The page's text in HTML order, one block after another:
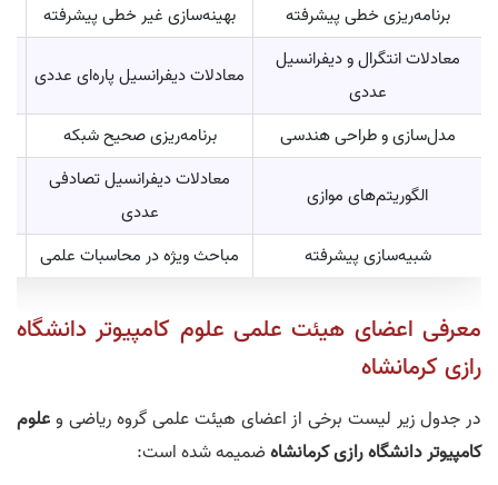
برنامه‌‎ریزی خطی پیشرفته
بهینه‌سازی غیر خطی پیشرفته
معادلات انتگرال و دیفرانسیل
عددی
معادلات دیفرانسیل پاره‌ای عددی
مدل‌سازی و طراحی هندسی برنامه‌ریزی صحیح شبکه
الگوریتم‌های موازی
معادلات دیفرانسیل تصادفی
عددی
شبیه‌‎سازی پیشرفته مباحث ویژه در محاسبات علمی
معرفی اعضای هیئت علمی علوم کامپیوتر دانشگاه
رازی کرمانشاه
در جدول زیر لیست برخی از اعضای هیئت علمی گروه ریاضی وعلوم
کامپیوتر دانشگاه رازی کرمانشاهضمیمه شده است: